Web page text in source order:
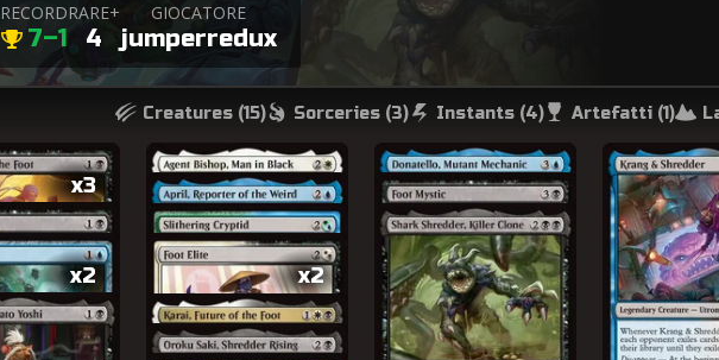
RECORD
7–1
RARE+
4
GIOCATORE
jumperredux
Creatures (15) Sorceries (3) Instants (4) Artefatti (1)
x3
x2 x2